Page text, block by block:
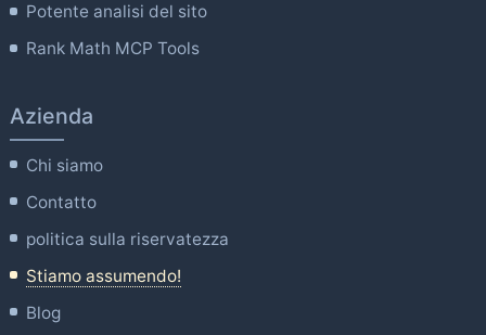
Potente analisi del sito
Rank Math MCP Tools
Azienda
Chi siamo
Contatto
politica sulla riservatezza
Stiamo assumendo!
Blog